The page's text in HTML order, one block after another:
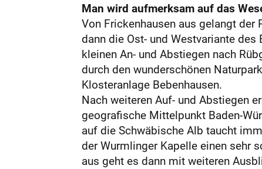
Man wird aufmerksam auf das
Von Frickenhausen aus gelangt
dann die Ost- und Westvariante
kleinen An- und Abstiegen nach
durch den wunderschönen
Klosteranlage Bebenhausen.
Nach weiteren Auf- und Abstiegen
geografische Mittelpunkt Baden-
auf die Schwäbische Alb taucht
der Wurmlinger Kapelle einen sehr
aus geht es dann mit weiteren